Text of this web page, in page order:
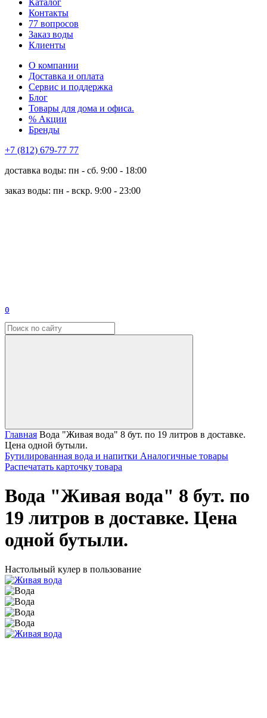
Каталог
Контакты
77 вопросов
Заказ воды
Клиенты
О компании
Доставка и оплата
Сервис и поддержка
Блог
Товары для дома и офиса.
% Акции
Бренды
+7 (812) 679-77 77
доставка воды: пн - сб. 9:00 - 18:00
заказ воды: пн - вскр. 9:00 - 23:00
0
Главная Вода "Живая вода" 8 бут. по 19 литров в доставке.
Цена одной бутыли.
Бутилированная вода и напитки Аналогичные товары
Распечатать карточку товара
Вода "Живая вода" 8 бут. по
19 литров в доставке. Цена
одной бутыли.
Настольный кулер в пользование